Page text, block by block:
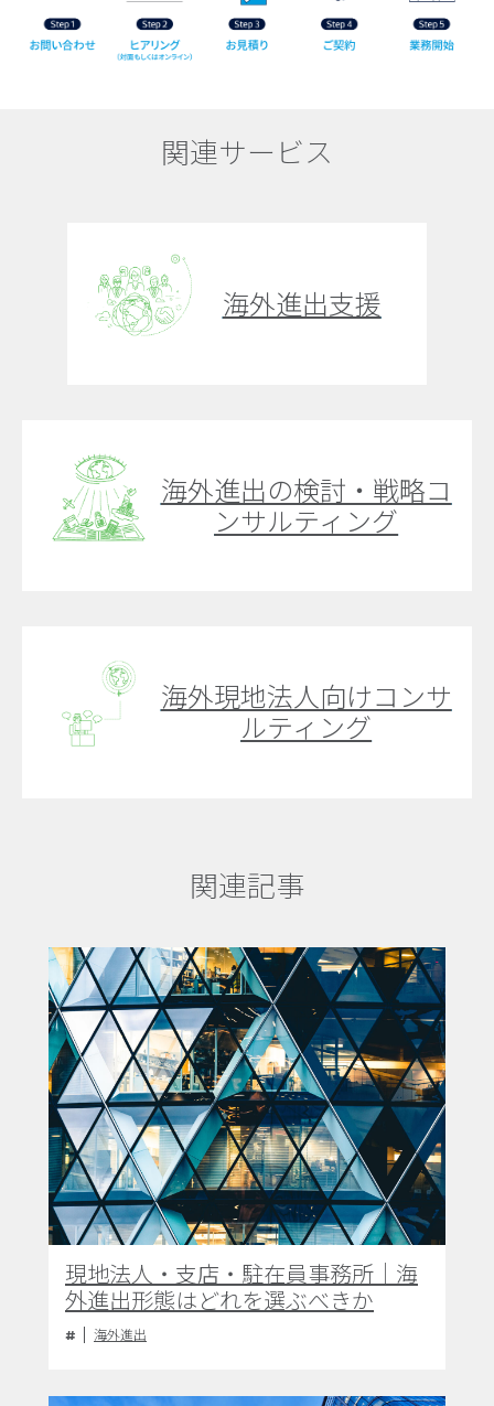
関連サービス
海外進出支援
海外進出の検討・戦略コ
ンサルティング
海外現地法人向けコンサ
ルティング
関連記事
現地法人・支店・駐在員事務所｜海
外進出形態はどれを選ぶべきか
海外進出